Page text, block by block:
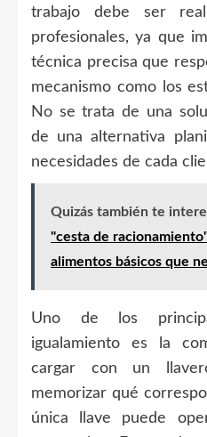
trabajo debe ser
profesionales, ya que
técnica precisa que
mecanismo como los
No se trata de una
de una alternativa
necesidades de cada
Quizás también te
"cesta de
alimentos básicos que
Uno de los
igualamiento es la
cargar con un
memorizar qué
única llave puede